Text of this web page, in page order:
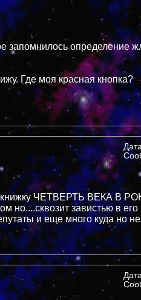
запомнилось определение
Где моя красная кнопка?
книжку ЧЕТВЕРТЬ ВЕКА В
но....сквозит завистью в
и еще много куда но